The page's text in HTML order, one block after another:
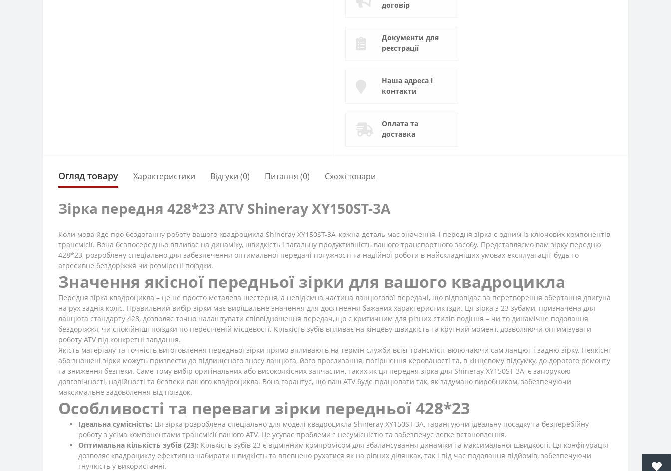
договір
Документи для
реєстрації
Наша адреса і
контакти
Оплата та
доставка
Огляд товару Характеристики Відгуки (0) Питання (0) Схожі товари
Зірка передня 428*23 ATV Shineray XY150ST-3A
Коли мова йде про бездоганну роботу вашого квадроцикла Shineray XY150ST-3A, кожна деталь має значення, і передня зірка є одним із ключових компонентів
трансмісії. Вона безпосередньо впливає на динаміку, швидкість і загальну продуктивність вашого транспортного засобу. Представляємо вам зірку передню
428*23, розроблену спеціально для забезпечення оптимальної передачі потужності та надійної роботи в найскладніших умовах експлуатації, будь то
агресивне бездоріжжя чи розмірені поїздки.
Значення якісної передньої зірки для вашого квадроцикла
Передня зірка квадроцикла – це не просто металева шестерня, а невід'ємна частина ланцюгової передачі, що відповідає за перетворення обертання двигуна
на рух задніх коліс. Правильний вибір зірки має вирішальне значення для досягнення бажаних характеристик їзди. Ця зірка з 23 зубами, призначена для
ланцюга стандарту 428, дозволяє точно налаштувати співвідношення передач, що є критичним для різних стилів водіння – чи то динамічне подолання
бездоріжжя, чи спокійніші поїздки по пересіченій місцевості. Кількість зубів впливає на кінцеву швидкість та крутний момент, дозволяючи оптимізувати
роботу ATV під конкретні завдання.
Якість матеріалу та точність виготовлення передньої зірки прямо впливають на термін служби всієї трансмісії, включаючи сам ланцюг і задню зірку. Неякісні
або зношені зірки можуть призвести до підвищеного зносу ланцюга, його прослизання, погіршення керованості та, в кінцевому підсумку, до дорогого ремонту
та зниження безпеки. Саме тому вибір оригінальних або високоякісних запчастин, таких як ця передня зірка для Shineray XY150ST-3A, є запорукою
довговічності, надійності та безпеки вашого квадроцикла. Вона гарантує, що ваш ATV буде працювати так, як задумано виробником, забезпечуючи
максимальне задоволення від поїздок.
Особливості та переваги зірки передньої 428*23
Ідеальна сумісність: Ця зірка розроблена спеціально для моделі квадроцикла Shineray XY150ST-3A, гарантуючи ідеальну посадку та безперебійну
роботу з усіма компонентами трансмісії вашого ATV. Це усуває проблеми з несумісністю та забезпечує легке встановлення.
Оптимальна кількість зубів (23): Кількість зубів 23 є відмінним компромісом для збалансування динаміки та максимальної швидкості. Ця конфігурація
дозволяє квадроциклу ефективно набирати швидкість та впевнено рухатися як на рівних ділянках, так і під час подолання підйомів, забезпечуючи
гнучкість у використанні.